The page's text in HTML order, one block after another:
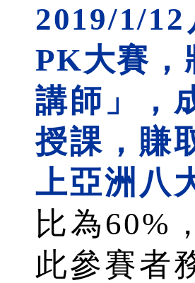
2019/1/
PK大賽，
講師」，
授課，賺
上亞洲八
比為60%
此參賽者